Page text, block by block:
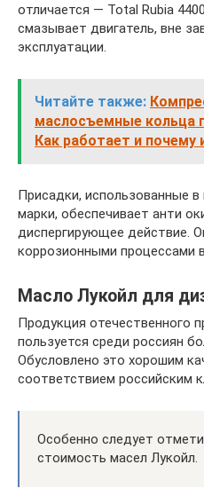
отличается — Total Rubia
смазывает двигатель, вне
эксплуатации.
Читайте также:
маслосъемные кольца
Как работает и почему
Присадки, использованные
марки, обеспечивает анти
диспергирующее действие.
коррозионными процессами
Масло Лукойл для
Продукция отечественного
пользуется среди россиян
Обусловлено это хорошим
соответствием российским
Особенно следует
стоимость масел Лукойл.